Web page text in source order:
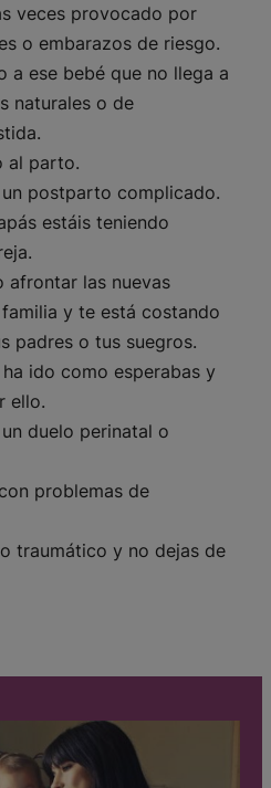
veces provocado por
o embarazos de riesgo.
a ese bebé que no llega a
naturales o de
al parto.
postparto complicado.
estáis teniendo
afrontar las nuevas
y te está costando
padres o tus suegros.
ido como esperabas y
ello.
duelo perinatal o
problemas de
traumático y no dejas de